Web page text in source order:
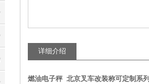
详细介绍
燃油电子秤 北京叉车改装称可定制系列